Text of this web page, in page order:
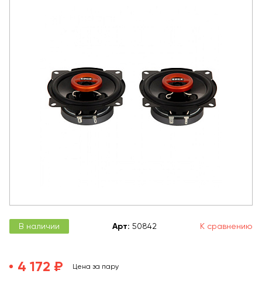
В наличии Арт: 50842 К сравнению
4 172 ₽ Цена за пару